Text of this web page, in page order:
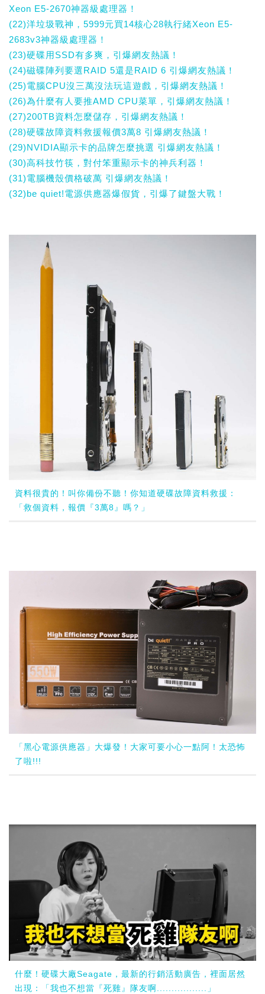
Xeon E5-2670神器級處理器！
(22)洋垃圾戰神，5999元買14核心28執行緒Xeon E5-
2683v3神器級處理器！
(23)硬碟用SSD有多爽，引爆網友熱議！
(24)磁碟陣列要選RAID 5還是RAID 6 引爆網友熱議！
(25)電腦CPU沒三萬沒法玩這遊戲，引爆網友熱議！
(26)為什麼有人要推AMD CPU菜單，引爆網友熱議！
(27)200TB資料怎麼儲存，引爆網友熱議！
(28)硬碟故障資料救援報價3萬8 引爆網友熱議！
(29)NVIDIA顯示卡的品牌怎麼挑選 引爆網友熱議！
(30)高科技竹筷，對付笨重顯示卡的神兵利器！
(31)電腦機殼價格破萬 引爆網友熱議！
(32)be quiet!電源供應器爆假貨，引爆了鍵盤大戰！
資料很貴的！叫你備份不聽！你知道硬碟故障資料救援：
「救個資料，報價『3萬8』嗎？」
「黑心電源供應器」大爆發！大家可要小心一點阿！太恐怖
了啦!!!
什麼！硬碟大廠Seagate，最新的行銷活動廣告，裡面居然
出現：「我也不想當『死雞』隊友啊.................」